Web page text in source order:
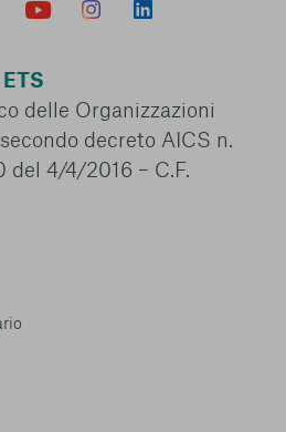
delle Organizzazioni
decreto AICS n.
4/4/2016 – C.F.